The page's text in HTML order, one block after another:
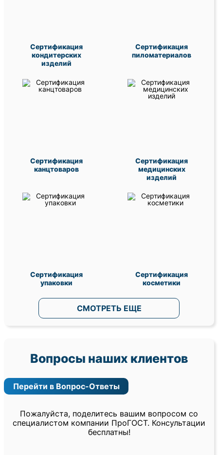
Сертификация
кондитерских
изделий
Сертификация
пиломатериалов
Сертификация
канцтоваров
Сертификация
медицинских
изделий
Сертификация
упаковки
Сертификация
косметики
СМОТРЕТЬ ЕЩЕ
Вопросы наших клиентов
Перейти в Вопрос-Ответы
Пожалуйста, поделитесь вашим вопросом со
специалистом компании ПроГОСТ. Консультации
бесплатны!